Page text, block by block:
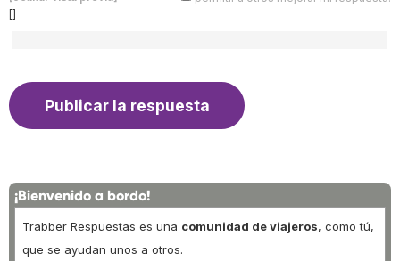
[]
¡Bienvenido a bordo!
Trabber Respuestas es una comunidad de viajeros, como tú,
que se ayudan unos a otros.